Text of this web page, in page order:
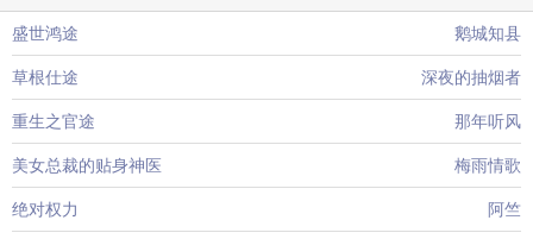
盛世鸿途 鹅城知县
草根仕途 深夜的抽烟者
重生之官途 那年听风
美女总裁的贴身神医 梅雨情歌
绝对权力 阿竺